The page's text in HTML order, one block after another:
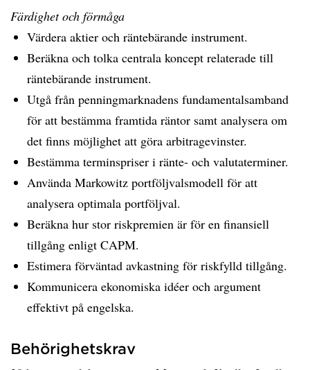
Färdighet och förmåga
Värdera aktier och räntebärande instrument.
Beräkna och tolka centrala koncept relaterade till
räntebärande instrument.
Utgå från penningmarknadens fundamentalsamband
för att bestämma framtida räntor samt analysera om
det finns möjlighet att göra arbitragevinster.
Bestämma terminspriser i ränte- och valutaterminer.
Använda Markowitz portföljvalsmodell för att
analysera optimala portföljval.
Beräkna hur stor riskpremien är för en finansiell
tillgång enligt CAPM.
Estimera förväntad avkastning för riskfylld tillgång.
Kommunicera ekonomiska idéer och argument
effektivt på engelska.
Behörighetskrav